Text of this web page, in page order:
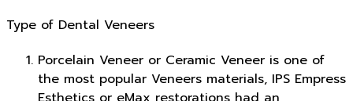
Type of Dental Veneers
Porcelain Veneer or Ceramic Veneer is one of
the most popular Veneers materials, IPS Empress